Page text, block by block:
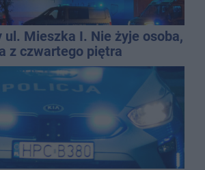
ul. Mieszka I. Nie żyje osoba,
z czwartego piętra